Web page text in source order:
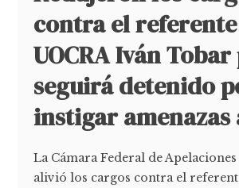
contra el
UOCRA Iván
seguirá detenido
instigar amenazas
La Cámara Federal de
alivió los cargos contra el